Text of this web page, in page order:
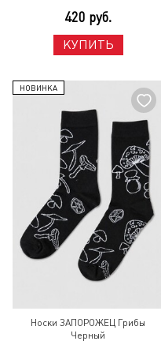
420 руб.
КУПИТЬ
НОВИНКА
Носки ЗАПОРОЖЕЦ Грибы
Черный